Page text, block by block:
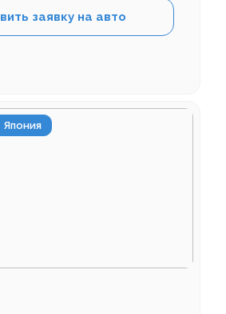
заявку на авто
Япония